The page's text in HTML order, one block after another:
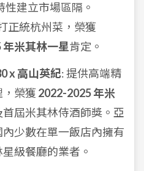
性建立市場區隔。
正統杭州菜，榮獲
米其林一星肯定。
x 高山英紀: 提供高端精
，榮獲2022-2025 年米
首屆米其林侍酒師獎。亞
少數在單一飯店內擁有
級餐廳的業者。